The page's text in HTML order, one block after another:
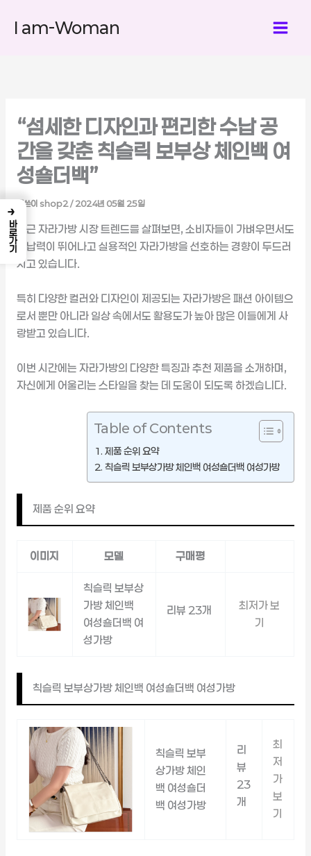
I am-Woman
“섬세한 디자인과 편리한 수납 공
간을 갖춘 칙슬릭 보부상 체인백 여
성숄더백”
글쓴이 shop2/ 2024년 05월 25일
최근 자라가방 시장 트렌드를 살펴보면, 소비자들이 가벼우면서도
수납력이 뛰어나고 실용적인 자라가방을 선호하는 경향이 두드러
지고 있습니다.
특히 다양한 컬러와 디자인이 제공되는 자라가방은 패션 아이템으
로서 뿐만 아니라 일상 속에서도 활용도가 높아 많은 이들에게 사
랑받고 있습니다.
이번 시간에는 자라가방의 다양한 특징과 추천 제품을 소개하며,
자신에게 어울리는 스타일을 찾는 데 도움이 되도록 하겠습니다.
Table of Contents
제품 순위 요약
칙슬릭 보부상가방 체인백 여성숄더백 여성가방
제품 순위 요약
이미지 모델 구매평
칙슬릭 보부상
가방 체인백
여성숄더백 여
성가방
리뷰 23개
최저가 보
기
칙슬릭 보부상가방 체인백 여성숄더백 여성가방
칙슬릭 보부
상가방 체인
백 여성숄더
백 여성가방
리
뷰
23
개
최
저
가
보
기
→
바로가기